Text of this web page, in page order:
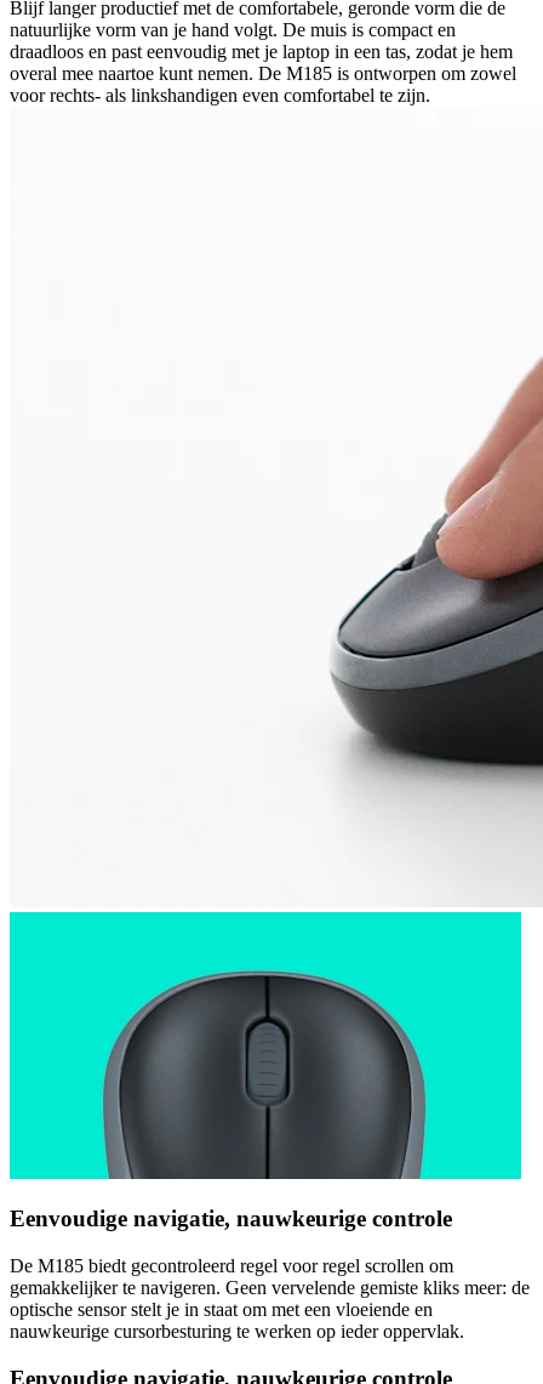
Blijf langer productief met de comfortabele, geronde vorm die de
natuurlijke vorm van je hand volgt. De muis is compact en
draadloos en past eenvoudig met je laptop in een tas, zodat je hem
overal mee naartoe kunt nemen. De M185 is ontworpen om zowel
voor rechts- als linkshandigen even comfortabel te zijn.
Eenvoudige navigatie, nauwkeurige controle
De M185 biedt gecontroleerd regel voor regel scrollen om
gemakkelijker te navigeren. Geen vervelende gemiste kliks meer: de
optische sensor stelt je in staat om met een vloeiende en
nauwkeurige cursorbesturing te werken op ieder oppervlak.
Eenvoudige navigatie, nauwkeurige controle